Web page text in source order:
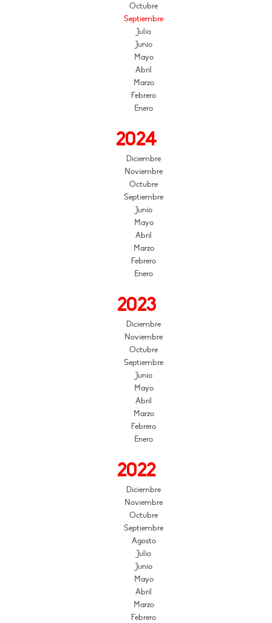
Octubre
Septiembre
Julio
Junio
Mayo
Abril
Marzo
Febrero
Enero
2024
Diciembre
Noviembre
Octubre
Septiembre
Junio
Mayo
Abril
Marzo
Febrero
Enero
2023
Diciembre
Noviembre
Octubre
Septiembre
Junio
Mayo
Abril
Marzo
Febrero
Enero
2022
Diciembre
Noviembre
Octubre
Septiembre
Agosto
Julio
Junio
Mayo
Abril
Marzo
Febrero